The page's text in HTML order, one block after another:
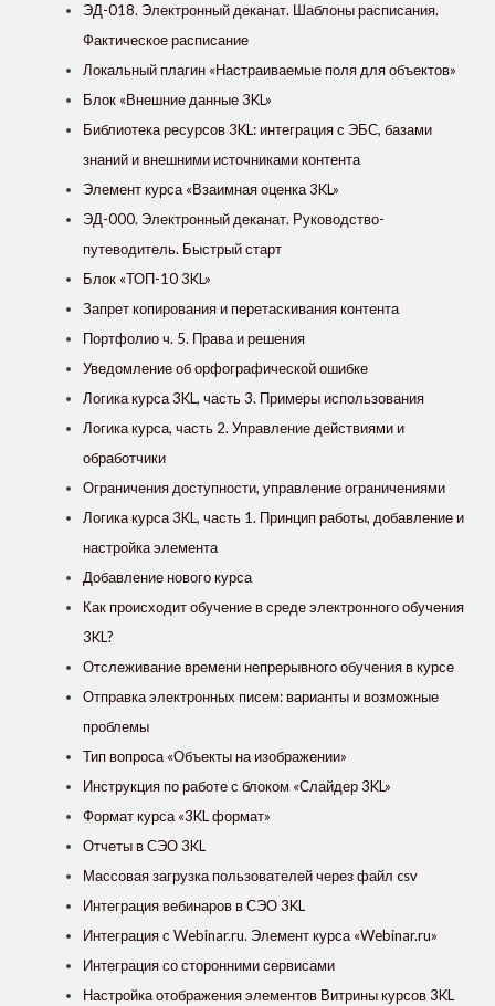
ЭД-018. Электронный деканат. Шаблоны расписания.
Фактическое расписание
Локальный плагин «Настраиваемые поля для объектов»
Блок «Внешние данные 3KL»
Библиотека ресурсов 3KL: интеграция с ЭБС, базами
знаний и внешними источниками контента
Элемент курса «Взаимная оценка 3KL»
ЭД-000. Электронный деканат. Руководство-
путеводитель. Быстрый старт
Блок «ТОП-10 3KL»
Запрет копирования и перетаскивания контента
Портфолио ч. 5. Права и решения
Уведомление об орфографической ошибке
Логика курса 3KL, часть 3. Примеры использования
Логика курса, часть 2. Управление действиями и
обработчики
Ограничения доступности, управление ограничениями
Логика курса 3KL, часть 1. Принцип работы, добавление и
настройка элемента
Добавление нового курса
Как происходит обучение в среде электронного обучения
3KL?
Отслеживание времени непрерывного обучения в курсе
Отправка электронных писем: варианты и возможные
проблемы
Тип вопроса «Объекты на изображении»
Инструкция по работе с блоком «Слайдер 3KL»
Формат курса «3KL формат»
Отчеты в СЭО 3KL
Массовая загрузка пользователей через файл csv
Интеграция вебинаров в СЭО 3KL
Интеграция с Webinar.ru. Элемент курса «Webinar.ru»
Интеграция со сторонними сервисами
Настройка отображения элементов Витрины курсов 3KL